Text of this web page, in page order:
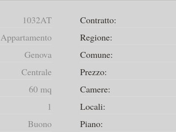
1032AT Contratto:
Appartamento Regione:
Genova Comune:
Centrale Prezzo:
60 mq Camere:
1 Locali:
Buono Piano: